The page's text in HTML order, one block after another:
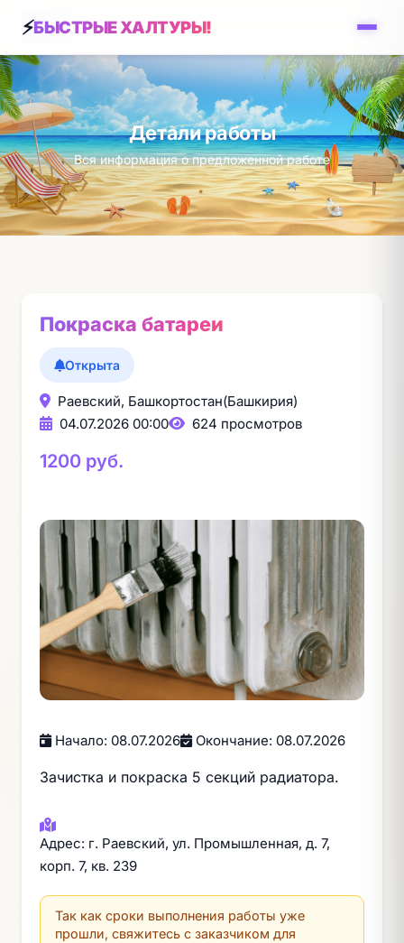
БЫСТРЫЕ ХАЛТУРЫ!
Детали работы
Вся информация о предложенной работе
Покраска батареи
Открыта
Раевский, Башкортостан(Башкирия)
04.07.2026 00:00
624 просмотров
1200 руб.
Начало: 08.07.2026 Окончание: 08.07.2026
Зачистка и покраска 5 секций радиатора.
Адрес: г. Раевский, ул. Промышленная, д. 7,
корп. 7, кв. 239
Так как сроки выполнения работы уже
прошли, свяжитесь с заказчиком для